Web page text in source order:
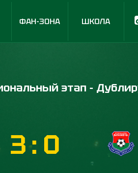
ФАН-ЗОНА ШКОЛА
этап -
3: 0